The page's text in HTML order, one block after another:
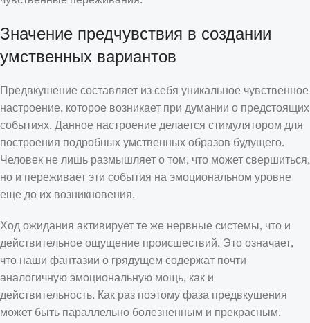
Значение предчувствия в создании
умственных вариантов
Предвкушение составляет из себя уникальное чувственное
настроение, которое возникает при думании о предстоящих
событиях. Данное настроение делается стимулятором для
построения подробных умственных образов будущего.
Человек не лишь размышляет о том, что может свершиться,
но и переживает эти события на эмоциональном уровне
еще до их возникновения.
Ход ожидания активирует те же нервные системы, что и
действительное ощущение происшествий. Это означает,
что наши фантазии о грядущем содержат почти
аналогичную эмоциональную мощь, как и
действительность. Как раз поэтому фаза предвкушения
может быть параллельно болезненным и прекрасным.